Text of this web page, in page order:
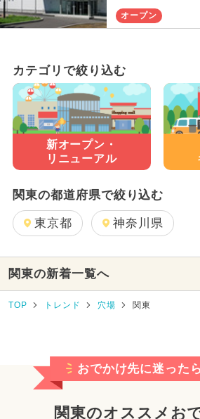
オープン
カテゴリで絞り込む
新オープン・
リニューアル
関東の都道府県で絞り込む
東京都 神奈川県
関東の新着一覧へ
TOP トレンド 穴場 関東
おでかけ先に迷った
関東のオススメお